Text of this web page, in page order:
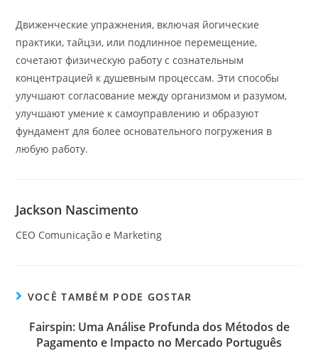
Движенческие упражнения, включая йогические
практики, тайцзи, или подлинное перемещение,
сочетают физическую работу с сознательным
концентрацией к душевным процессам. Эти способы
улучшают согласование между организмом и разумом,
улучшают умение к самоуправлению и образуют
фундамент для более основательного погружения в
любую работу.
Jackson Nascimento
CEO Comunicação e Marketing
VOCÊ TAMBÉM PODE GOSTAR
Fairspin: Uma Análise Profunda dos Métodos de
Pagamento e Impacto no Mercado Português